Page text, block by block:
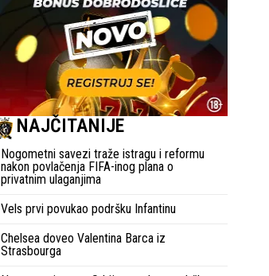
NAJČITANIJE
Nogometni savezi traže istragu i reformu
nakon povlačenja FIFA-inog plana o
privatnim ulaganjima
Vels prvi povukao podršku Infantinu
Chelsea doveo Valentina Barca iz
Strasbourga